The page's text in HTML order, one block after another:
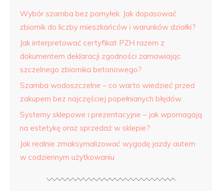
Wybór szamba bez pomyłek. Jak dopasować
zbiornik do liczby mieszkańców i warunków działki?
Jak interpretować certyfikat PZH razem z
dokumentem deklaracji zgodności zamawiając
szczelnego zbiornika betonowego?
Szamba wodoszczelne – co warto wiedzieć przed
zakupem bez najczęściej popełnianych błędów
Systemy sklepowe i prezentacyjne – jak wpomagają
na estetykę oraz sprzedaż w sklepie?
Jak realnie zmaksymalizować wygodę jazdy autem
w codziennym użytkowaniu